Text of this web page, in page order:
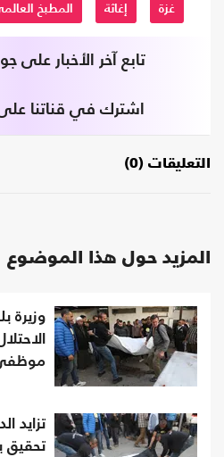
غزة إغاثة المطبخ
تابع آخر الأخبار على
اشترك في قناتنا على
التعليقات (0)
المزيد حول هذا الموضوع
وزيرة
موظفي
تزايد
تحقيق